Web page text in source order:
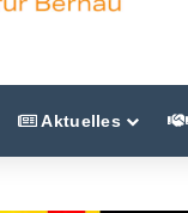
Aktuelles